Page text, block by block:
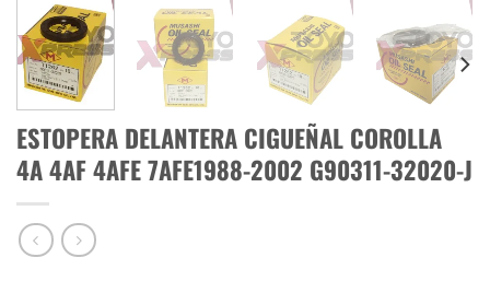
ESTOPERA DELANTERA CIGUEÑAL COROLLA
4A 4AF 4AFE 7AFE1988-2002 G90311-32020-J